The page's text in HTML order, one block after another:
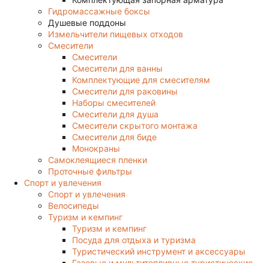
Гидромассажные боксы
Душевые поддоны
Измельчители пищевых отходов
Смесители
Смесители
Смесители для ванны
Комплектующие для смесителям
Смесители для раковины
Наборы смесителей
Смесители для душа
Смесители скрытого монтажа
Смесители для биде
Монокраны
Самоклеящиеся пленки
Проточные фильтры
Спорт и увлечения
Спорт и увлечения
Велосипеды
Туризм и кемпинг
Туризм и кемпинг
Посуда для отдыха и туризма
Туристический инструмент и аксессуары